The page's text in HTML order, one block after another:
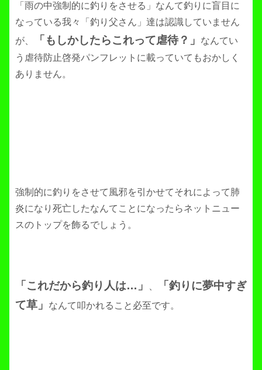
「雨の中強制的に釣りをさせる」なんて釣りに盲目に
なっている我々「釣り父さん」達は認識していません
が、
「もしかしたらこれって虐待？」
なんてい
う虐待防止啓発パンフレットに載っていてもおかしく
ありません。
強制的に釣りをさせて風邪を引かせてそれによって肺
炎になり死亡したなんてことになったらネットニュー
スのトップを飾るでしょう。
「これだから釣り人は…」
「釣りに夢中すぎ
て草」
なんて叩かれること必至です。